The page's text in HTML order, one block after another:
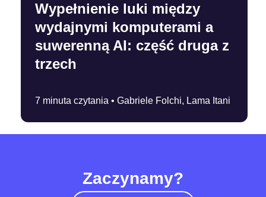
Wypełnienie luki między
wydajnymi komputerami a
suwerenną AI: część druga z
trzech
7 minuta czytania • Gabriele Folchi, Lama Itani
Zaczynamy?